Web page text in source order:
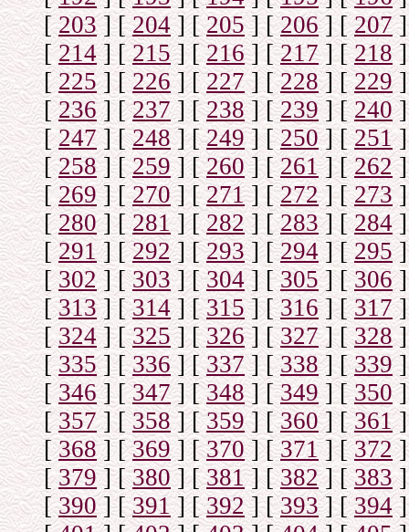
[203] [204] [205] [206] [207]
[214] [215] [216] [217] [ 218]
[225] [226] [227] [228] [229]
[236] [237] [238] [239] [240]
[247] [248] [249] [250] [251]
[258] [259] [260] [261] [262]
[269] [270] [271] [272] [273]
[280] [281] [282] [283] [284]
[291] [292] [293] [294] [ 295]
[302] [303] [304] [305] [306]
[313] [314] [315] [316] [317]
[324] [325] [326] [327] [328]
[335] [336] [337] [338] [339]
[346] [347] [348] [349] [ 350]
[357] [358] [359] [360] [361]
[368] [369] [370] [371] [372]
[379] [380] [381] [382] [383]
[390] [391] [392] [393] [394]